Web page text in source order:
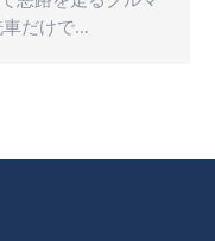
車だけで…